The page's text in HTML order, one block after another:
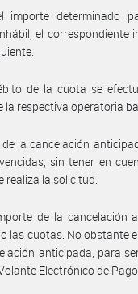
determinado
el correspondiente
de la cuota se
la respectiva operatoria
la cancelación
sin tener en
realiza la solicitud.
de la cancelación
las cuotas. No obstante
anticipada, para
Electrónico de Pago